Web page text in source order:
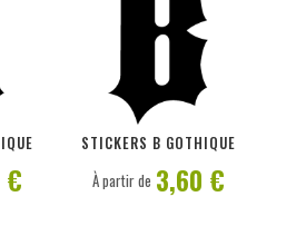
€
STICKERS B GOTHIQUE
PERSONNALISER
À partir de 3,60 €